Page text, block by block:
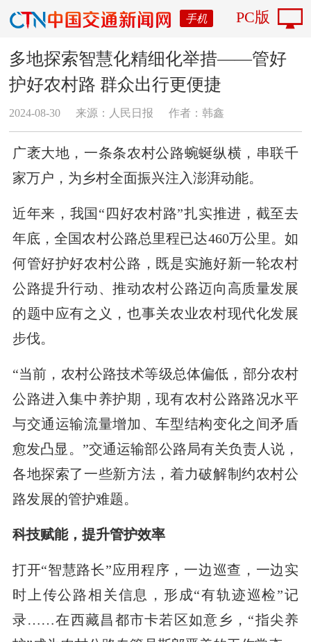
手机 PC版
多地探索智慧化精细化举措——管好
护好农村路 群众出行更便捷
2024-08-30 来源：人民日报 作者：韩鑫
广袤大地，一条条农村公路蜿蜒纵横，串联千
家万户，为乡村全面振兴注入澎湃动能。
近年来，我国“四好农村路”扎实推进，截至去
年底，全国农村公路总里程已达460万公里。如
何管好护好农村公路，既是实施好新一轮农村
公路提升行动、推动农村公路迈向高质量发展
的题中应有之义，也事关农业农村现代化发展
步伐。
“当前，农村公路技术等级总体偏低，部分农村
公路进入集中养护期，现有农村公路路况水平
与交通运输流量增加、车型结构变化之间矛盾
愈发凸显。”交通运输部公路局有关负责人说，
各地探索了一些新方法，着力破解制约农村公
路发展的管护难题。
科技赋能，提升管护效率
打开“智慧路长”应用程序，一边巡查，一边实
时上传公路相关信息，形成“有轨迹巡检”记
录……在西藏昌都市卡若区如意乡，“指尖养